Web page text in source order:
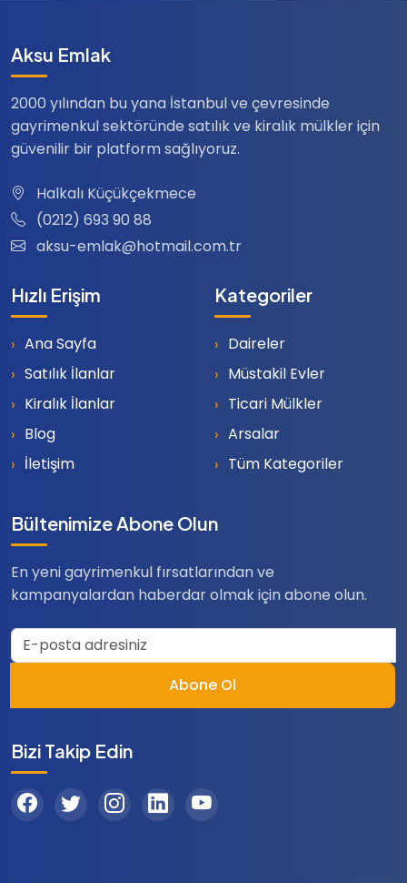
Aksu Emlak
2000 yılından bu yana İstanbul ve çevresinde
gayrimenkul sektöründe satılık ve kiralık mülkler için
güvenilir bir platform sağlıyoruz.
Halkalı Küçükçekmece
(0212) 693 90 88
aksu-emlak@hotmail.com.tr
Hızlı Erişim
Ana Sayfa
Satılık İlanlar
Kiralık İlanlar
Blog
İletişim
Kategoriler
Daireler
Müstakil Evler
Ticari Mülkler
Arsalar
Tüm Kategoriler
Bültenimize Abone Olun
En yeni gayrimenkul fırsatlarından ve
kampanyalardan haberdar olmak için abone olun.
Abone Ol
Bizi Takip Edin